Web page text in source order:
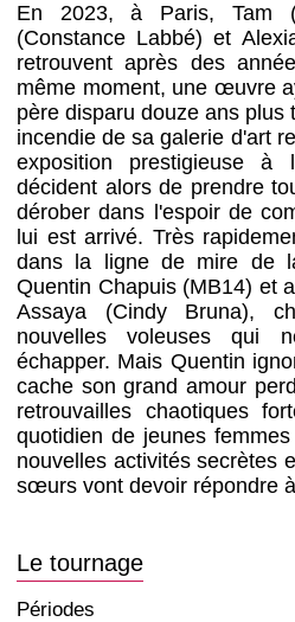
En 2023, à Paris, Tam
(Constance Labbé) et
retrouvent après des
même moment, une œuvre
père disparu douze ans plus
incendie de sa galerie d'art
exposition prestigieuse
décident alors de prendre
dérober dans l'espoir de
lui est arrivé. Très
dans la ligne de mire de
Quentin Chapuis (MB14) et
Assaya (Cindy Bruna),
nouvelles voleuses qui
échapper. Mais Quentin
cache son grand amour
retrouvailles chaotiques
quotidien de jeunes
nouvelles activités secrètes
sœurs vont devoir répondre
Le tournage
Périodes